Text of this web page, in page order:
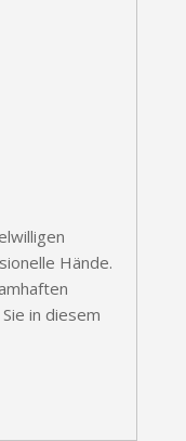
Hände.
in diesem